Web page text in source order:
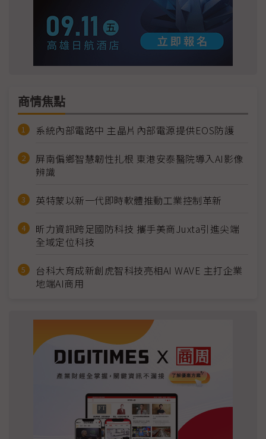
商情焦點
系統內部電路中 主晶片內部電源提供EOS防護
屏南偏鄉智慧韌性扎根 東港安泰醫院導入AI影像
辨識
英特蒙以新一代即時軟體推動工業控制革新
昕力資訊跨足國防科技 攜手美商Juxta引進尖端
全域定位科技
台科大育成新創虎智科技亮相AI WAVE 主打企業
地端AI商用